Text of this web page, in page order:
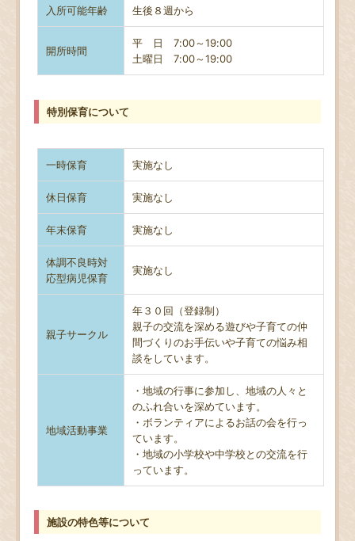
入所可能年齢 生後８週から
開所時間
平 日 7:00～19:00
土曜日7:00～19:00
特別保育について
一時保育 実施なし
休日保育 実施なし
年末保育 実施なし
体調不良時対
応型病児保育
実施なし
親子サークル
年３０回（登録制）
親子の交流を深める遊びや子育ての仲
間づくりのお手伝いや子育ての悩み相
談をしています。
地域活動事業
・地域の行事に参加し、地域の人々と
のふれ合いを深めています。
・ボランティアによるお話の会を行っ
ています。
・地域の小学校や中学校との交流を行
っています。
施設の特色等について